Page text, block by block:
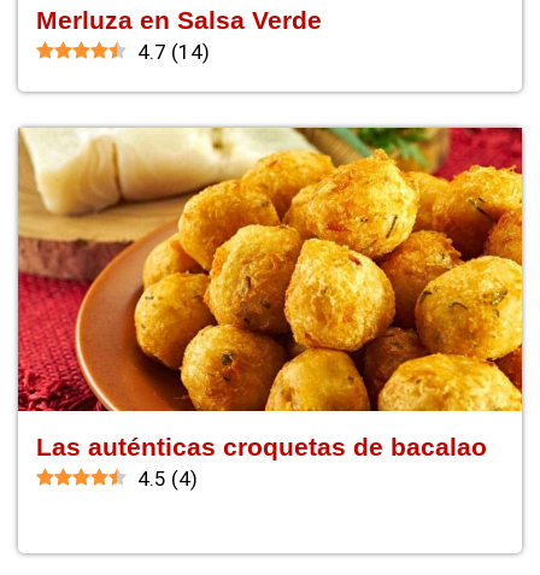
Merluza en Salsa Verde
4.7 (14)
Las auténticas croquetas de bacalao
4.5 (4)